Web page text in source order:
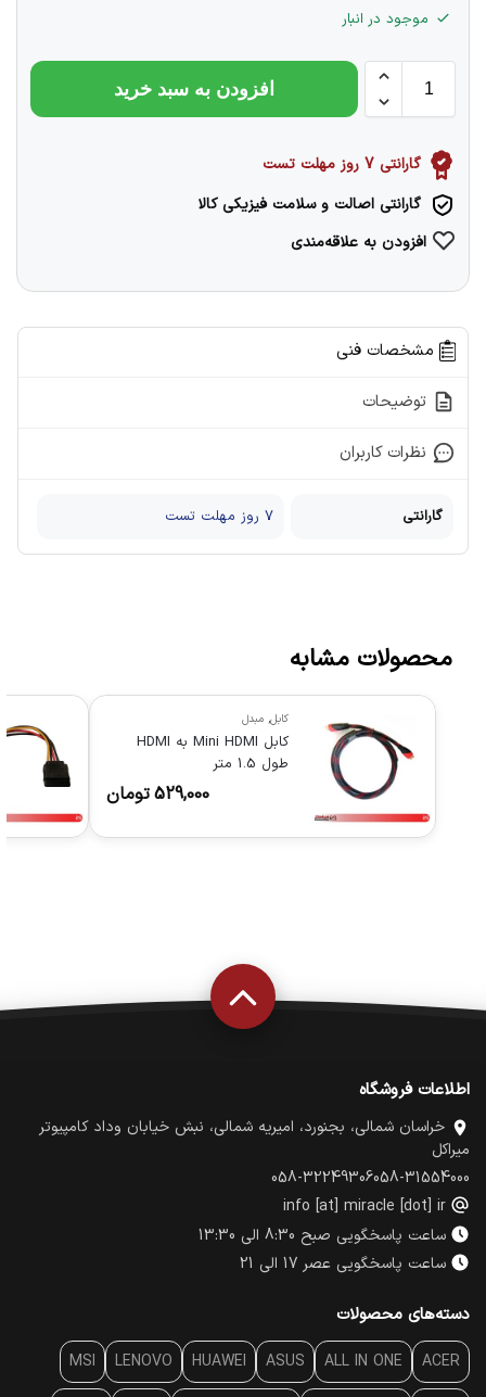
موجود در انبار
افزودن به سبد خرید
گارانتی 7 روز مهلت تست
گارانتی اصالت و سلامت فیزیکی کالا
افزودن به علاقه‌مندی
مشخصات فنی
توضیحات
نظرات کاربران
گارانتی 7 روز مهلت تست
محصولات مشابه
کابل, مبدل
کابل Mini HDMI به HDMI
طول 1.5 متر
529,000تومان
اطلاعات فروشگاه
خراسان شمالی، بجنورد، امیریه شمالی، نبش خیابان وداد کامپیوتر
میراکل
058-31554000
058-32249306
info [at] miracle [dot] ir
ساعت پاسخگویی صبح 8:30 الی 13:30
ساعت پاسخگویی عصر 17 الی 21
دسته‌های محصولات
ACER
ALL IN ONE
ASUS
HUAWEI
LENOVO
MSI